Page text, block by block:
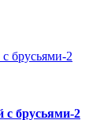
брусьями-2